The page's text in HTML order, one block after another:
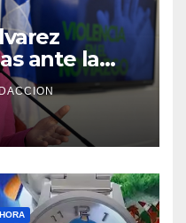
ante la